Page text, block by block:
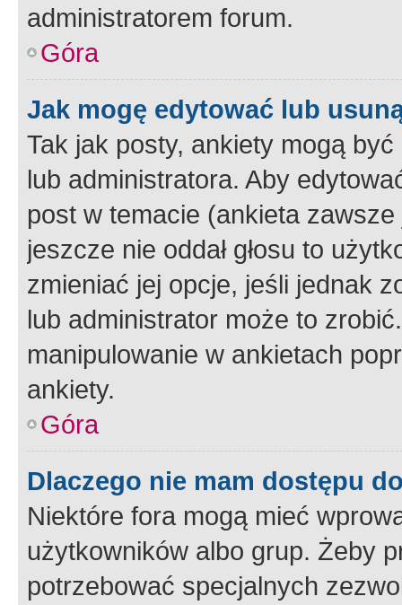
administratorem forum.
Góra
Jak mogę edytować lub
Tak jak posty, ankiety mogą
lub administratora. Aby
post w temacie (ankieta
jeszcze nie oddał głosu to
zmieniać jej opcje, jeśli jednak
lub administrator może to
manipulowanie w ankietach
ankiety.
Góra
Dlaczego nie mam dostępu
Niektóre fora mogą mieć
użytkowników albo grup. Żeby
potrzebować specjalnych